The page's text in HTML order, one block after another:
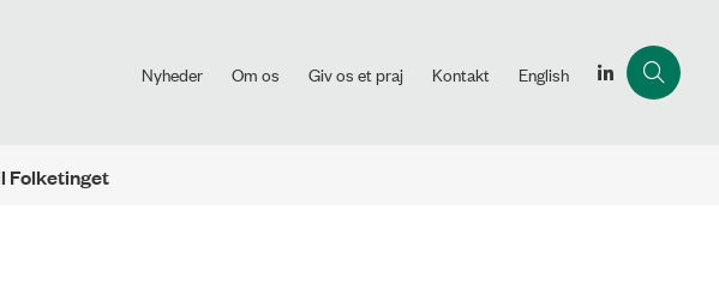
Nyheder Om os Giv os et praj Kontakt English
Folketinget